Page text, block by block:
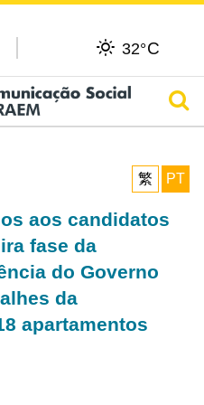
32°C
繁
PT
aos candidatos
fase da
do Governo
da
apartamentos